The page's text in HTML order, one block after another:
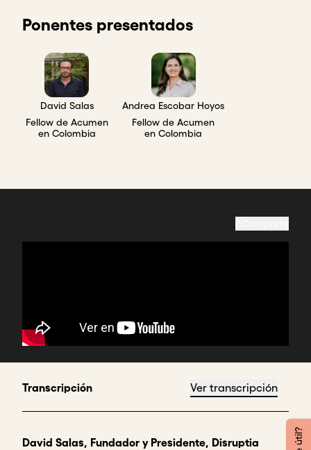
Ponentes presentados
David Salas
Fellow de Acumen
en Colombia
Andrea Escobar Hoyos
Fellow de Acumen
en Colombia
Transcripción Ver transcripción
David Salas, Fundador y Presidente, Disruptia